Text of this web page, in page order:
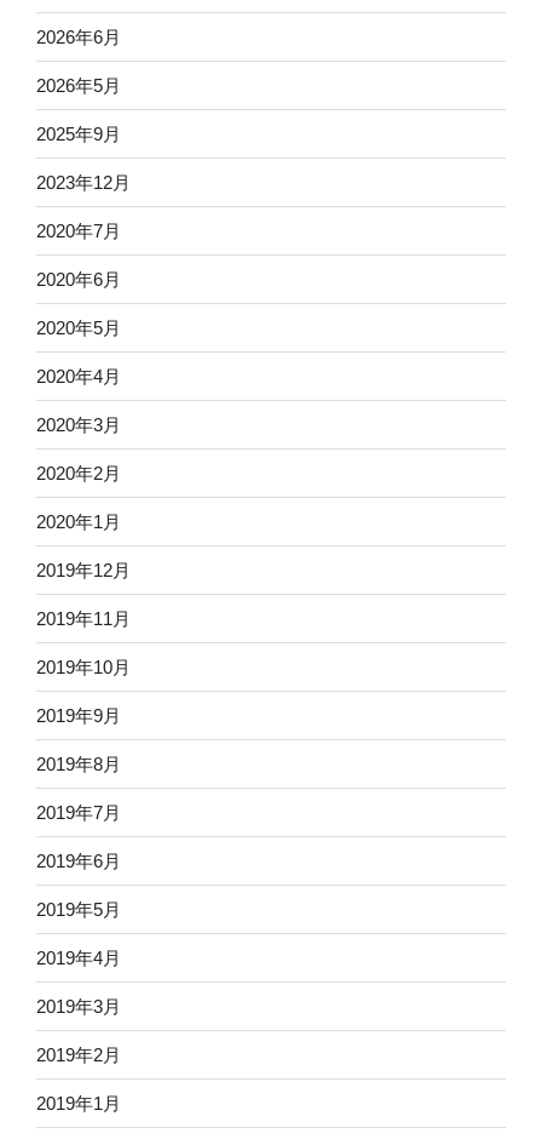
2026年6月
2026年5月
2025年9月
2023年12月
2020年7月
2020年6月
2020年5月
2020年4月
2020年3月
2020年2月
2020年1月
2019年12月
2019年11月
2019年10月
2019年9月
2019年8月
2019年7月
2019年6月
2019年5月
2019年4月
2019年3月
2019年2月
2019年1月